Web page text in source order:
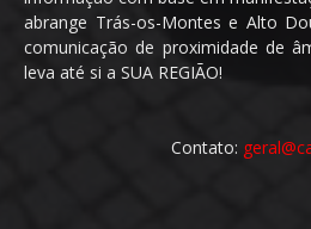
abrange Trás-os-Montes e Alto
comunicação de proximidade de
leva até si a SUA REGIÃO!
Contato: